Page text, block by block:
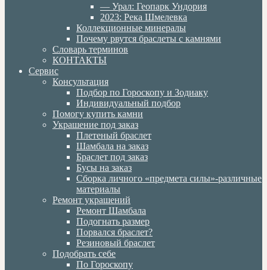
— Урал: Геопарк Ундория
2023: Река Шмелевка
Коллекционные минералы
Почему рвутся браслеты с камнями
Словарь терминов
КОНТАКТЫ
Сервис
Консультация
Подбор по Гороскопу и Зодиаку
Индивидуальный подбор
Помогу купить камни
Украшение под заказ
Плетеный браслет
Шамбала на заказ
Браслет под заказ
Бусы на заказ
Сборка личного «предмета силы»-различные
материалы
Ремонт украшений
Ремонт Шамбала
Подогнать размер
Порвался браслет?
Резиновый браслет
Подобрать себе
По Гороскопу